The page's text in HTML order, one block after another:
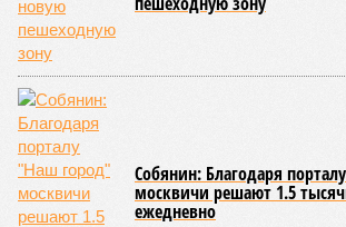
определён?
Митингии палаточные лагеря
2025–2026 годах, похоже, не изменили
последние месяцы в личном общении нам
называть даже ориентировочные сроки»
расстроенные дольщики.
Казалось бы, формально ответственность
достраиванию объекта распределена.
Development – банкрот, часть его
несостоятельной ещё в 2024 году,